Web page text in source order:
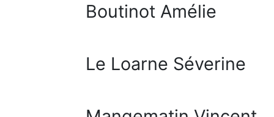
Boutinot Amélie
Le Loarne Séverine